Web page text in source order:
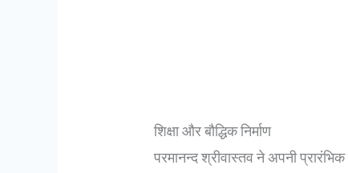
शिक्षा और बौद्धिक निर्माण
परमानन्द श्रीवास्तव ने अपनी